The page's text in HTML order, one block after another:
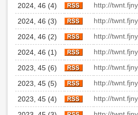
2024, 46 (4)
http://
2024, 46 (3)
http://
2024, 46 (2)
http://
2024, 46 (1)
http://
2023, 45 (6)
http://
2023, 45 (5)
http://
2023, 45 (4)
http://